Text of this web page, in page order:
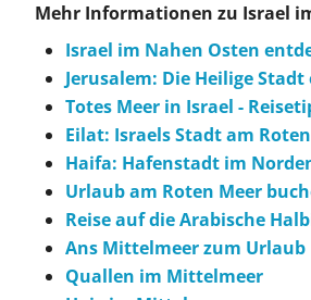
Mehr Informationen zu Israel
Israel im Nahen Osten
Jerusalem: Die Heilige
Totes Meer in Israel -
Eilat: Israels Stadt am
Haifa: Hafenstadt im
Urlaub am Roten Meer
Reise auf die Arabische
Ans Mittelmeer zum Urlaub
Quallen im Mittelmeer